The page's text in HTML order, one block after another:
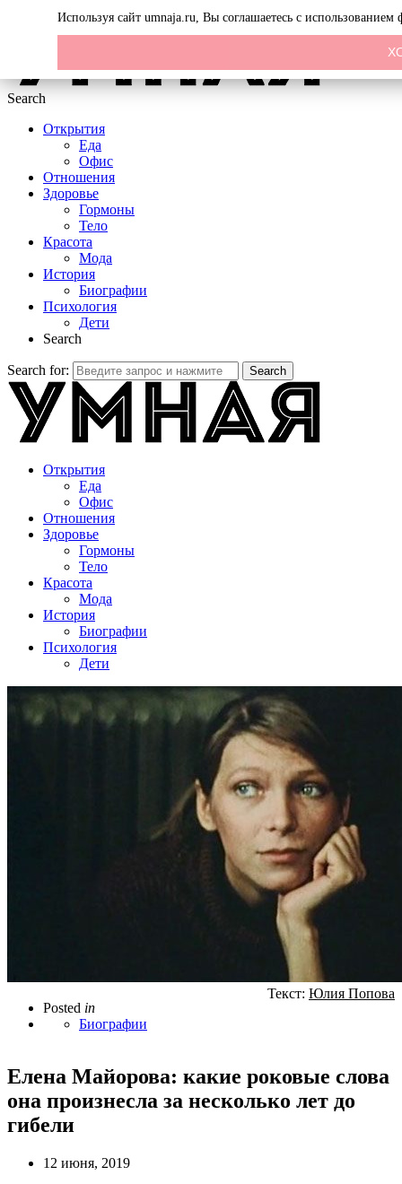
Search
Открытия
Еда
Офис
Отношения
Здоровье
Гормоны
Тело
Красота
Мода
История
Биографии
Психология
Дети
Search
Search for: Search
Открытия
Еда
Офис
Отношения
Здоровье
Гормоны
Тело
Красота
Мода
История
Биографии
Психология
Дети
Posted in
Биографии
Текст: Юлия Попова
Елена Майорова: какие роковые слова
она произнесла за несколько лет до
гибели
12 июня, 2019
Используя сайт umnaja.ru, Вы соглашаетесь с использованием